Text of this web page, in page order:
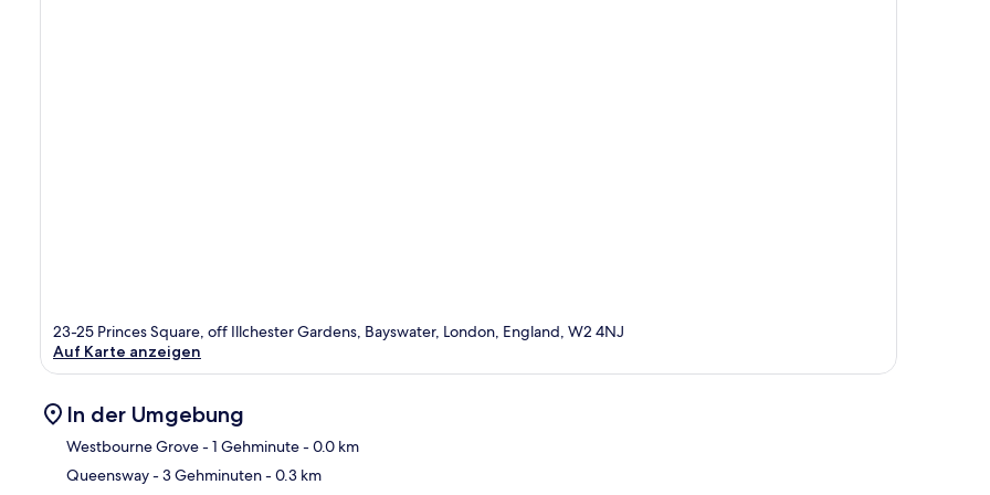
23-25 Princes Square, off Illchester Gardens, Bayswater, London, England, W2 4NJ
Auf Karte anzeigen
In der Umgebung
Westbourne Grove- 1 Gehminute- 0.0 km
Queensway- 3 Gehminuten- 0.3 km